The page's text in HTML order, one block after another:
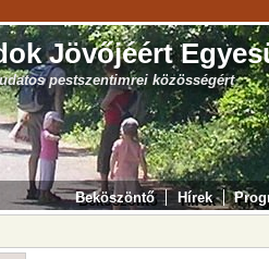
Jövőjéért
pestszentimrei közösségért
Beköszöntő Hírek